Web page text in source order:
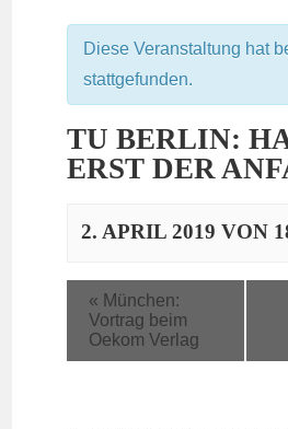
Diese Veranstaltung hat
stattgefunden.
TU BERLIN:
ERST DER
2. APRIL 2019 VON
« München:
Vortrag beim
Oekom Verlag